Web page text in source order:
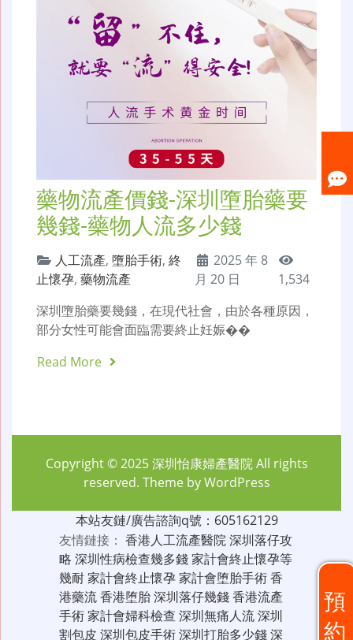
藥物流產價錢-深圳墮胎藥要
幾錢-藥物人流多少錢
人工流產, 墮胎手術, 終
止懷孕, 藥物流產
2025 年 8
月 20 日
1,534
深圳墮胎藥要幾錢，在現代社會，由於各種原因，
部分女性可能會面臨需要終止妊娠��
Read More
預
約
Copyright © 2025深圳怡康婦產醫院All rights
reserved. Theme byWordPress
本站友鏈/廣告諮詢q號：605162129
友情鏈接： 香港人工流產醫院深圳落仔攻
略 深圳性病檢查幾多錢家計會終止懷孕等
幾耐家計會終止懷孕家計會堕胎手術香
港藥流香港堕胎深圳落仔幾錢香港流產
手術家計會婦科檢查 深圳無痛人流深圳
割包皮 深圳包皮手術深圳打胎多少錢深